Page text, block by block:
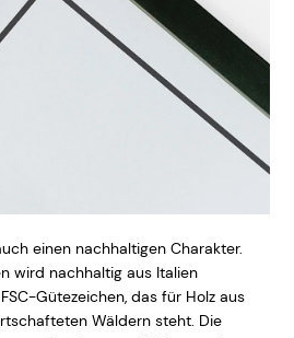
einen nachhaltigen Charakter.
wird nachhaltig aus Italien
Gütezeichen, das für Holz aus
Wäldern steht. Die